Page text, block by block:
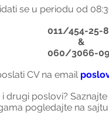
se u periodu od
011/454-25-
&
060/3066-
CV na email
drugi poslovi?
pogledajte na sajtu